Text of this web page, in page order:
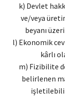
k) Devlet
ve/veya
beyanı
l) Ekonomik
kârlı
m) Fizibilite
belirlenen